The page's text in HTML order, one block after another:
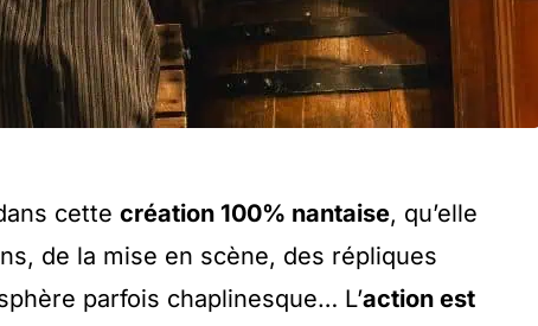
cette création 100% nantaise, qu’elle
de la mise en scène, des répliques
parfois chaplinesque… L’action est